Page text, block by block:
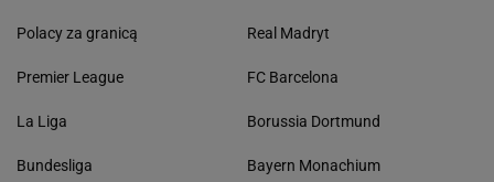
Polacy za granicą
Premier League
La Liga
Bundesliga
Real Madryt
FC Barcelona
Borussia Dortmund
Bayern Monachium